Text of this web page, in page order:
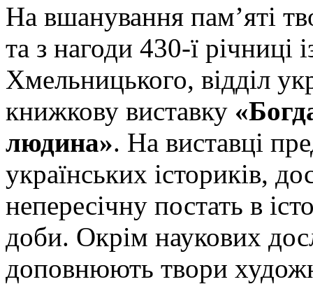
На вшанування пам’яті
та з нагоди 430-ї річниці
Хмельницького, відділ
книжкову виставку
людина». На виставці
українських істориків,
непересічну постать в
доби. Окрім наукових
доповнюють твори